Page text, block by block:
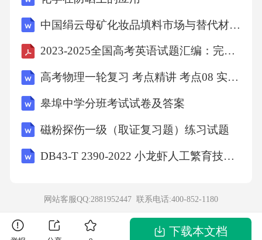
中国绢云母矿化妆品填料市场与替代材料对比研究
2023-2025全国高考英语试题汇编：完形填空
高考物理一轮复习 考点精讲 考点08 实验：探究弹簧弹力与形变量的关系 （原卷版）
皋埠中学分班考试试卷及答案
磁粉探伤一级（取证复习题）练习试题
DB43-T 2390-2022 小龙虾人工繁育技术规程
网站客服QQ:2881952447 联系电话:400-852-1180
下载本文档